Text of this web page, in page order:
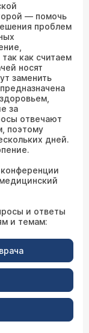
— помочь
проблем
как считаем
носят
заменить
за
отвечают
поэтому
дней.
и ответы
и темам: